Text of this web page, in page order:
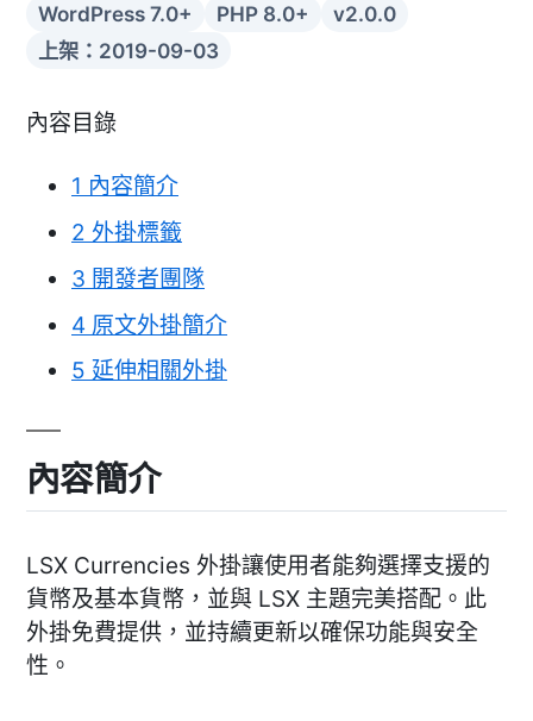
WordPress 7.0+ PHP 8.0+
v2.0.0
上架：2019-09-03
內容目錄
1 內容簡介
2 外掛標籤
3 開發者團隊
4 原文外掛簡介
5 延伸相關外掛
內容簡介
LSX Currencies 外掛讓使用者能夠選擇支援的
貨幣及基本貨幣，並與 LSX 主題完美搭配。此
外掛免費提供，並持續更新以確保功能與安全
性。